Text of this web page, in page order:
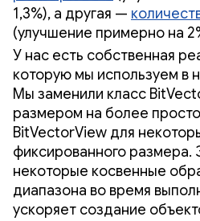
1,3%), а другая —
(улучшение примерно на
У нас есть собственная
которую мы используем в
Мы заменили класс
размером на более
BitVectorView для
фиксированного размера.
некоторые косвенные
диапазона во время
ускоряет создание